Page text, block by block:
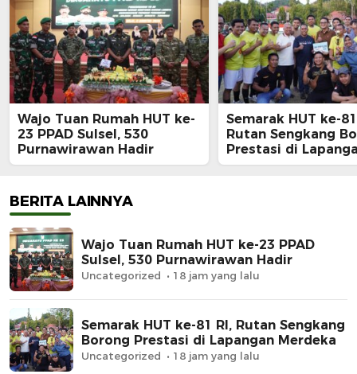
Wajo Tuan Rumah HUT ke-
23 PPAD Sulsel, 530
Purnawirawan Hadir
Semarak HUT ke-
Rutan Sengkang
Prestasi di
Merdeka
BERITA LAINNYA
Wajo Tuan Rumah HUT ke-23 PPAD
Sulsel, 530 Purnawirawan Hadir
Uncategorized 18 jam yang lalu
Semarak HUT ke-81 RI, Rutan Sengkang
Borong Prestasi di Lapangan Merdeka
Uncategorized 18 jam yang lalu